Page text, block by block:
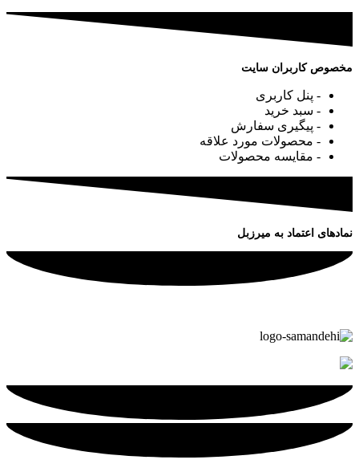
مخصوص کاربران سایت
- پنل کاربری
- سبد خرید
- پیگیری سفارش
- محصولات مورد علاقه
- مقایسه محصولات
نمادهای اعتماد به میرزبل